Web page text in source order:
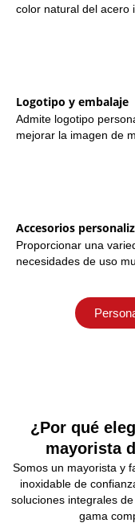
color natural del acero
Logotipo y embalaje
Admite logotipo
mejorar la imagen de
Accesorios
Proporcionar una
necesidades de uso
¿Por qué
mayorista
Somos un mayorista y
inoxidable de
soluciones integrales
gama